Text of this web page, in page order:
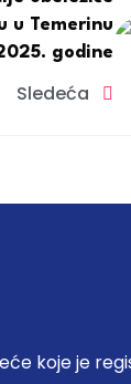
u Temerinu
godine
Sledeća
koje je